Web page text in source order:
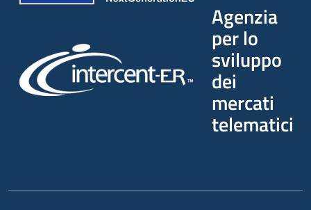
Agenzia
per lo
sviluppo
dei
mercati
telematici